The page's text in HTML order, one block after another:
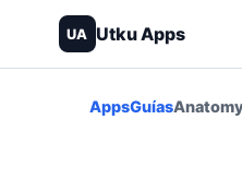
UA Utku Apps
AppsGuías